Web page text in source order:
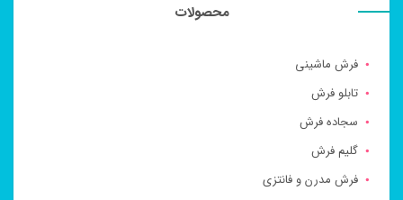
محصولات
فرش ماشینی
تابلو فرش
سجاده فرش
گلیم فرش
فرش مدرن و فانتزی